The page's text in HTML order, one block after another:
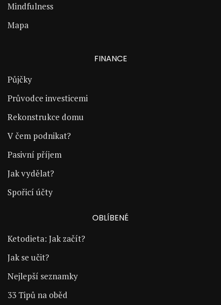
Mindfulness
Mapa
FINANCE
Půjčky
Průvodce investicemi
Rekonstrukce domu
V čem podnikat?
Pasivní příjem
Jak vydělat?
Spořicí účty
OBLÍBENÉ
Ketodieta: Jak začít?
Jak se učit?
Nejlepší seznamky
33 Tipů na oběd